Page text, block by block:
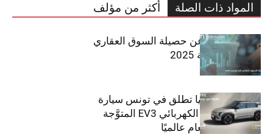
المواد ذات الصلة أكثر من مؤلف
مبوب تكشف عن حصيلة السوق العقاري
في تونس لسنة 2025
سيتي كارز – كيا تطلق في تونس سيارة
الـدفع الرباعي الكهربائي EV3 المتوَّجة
بلقب سيارة العام عالميًا